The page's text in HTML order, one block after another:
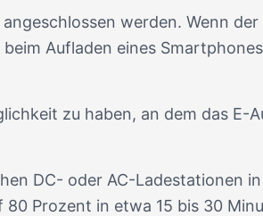
werden. Wenn der
Aufladen eines
zu haben, an dem das E-
DC- oder AC-Ladestationen
Prozent in etwa 15 bis 30